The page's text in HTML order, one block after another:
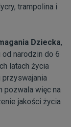
trampolina i
Dziecka,
narodzin do 6
latach życia
pozwala więc na
jakości życia